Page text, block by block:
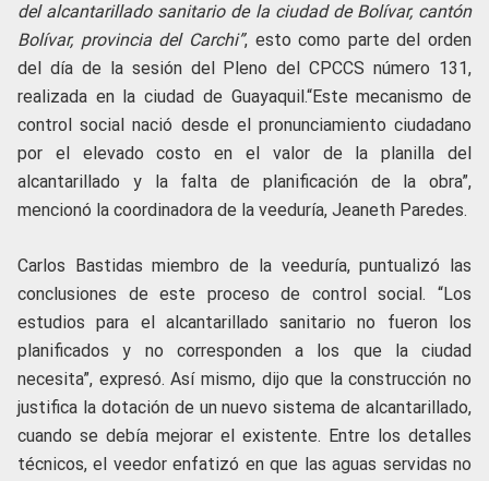
del alcantarillado sanitario de la ciudad de Bolívar, cantón
Bolívar, provincia del Carchi”, esto como parte del orden
del día de la sesión del Pleno del CPCCS número 131,
realizada en la ciudad de Guayaquil.“Este mecanismo de
control social nació desde el pronunciamiento ciudadano
por el elevado costo en el valor de la planilla del
alcantarillado y la falta de planificación de la obra”,
mencionó la coordinadora de la veeduría, Jeaneth Paredes.
Carlos Bastidas miembro de la veeduría, puntualizó las
conclusiones de este proceso de control social. “Los
estudios para el alcantarillado sanitario no fueron los
planificados y no corresponden a los que la ciudad
necesita”, expresó. Así mismo, dijo que la construcción no
justifica la dotación de un nuevo sistema de alcantarillado,
cuando se debía mejorar el existente. Entre los detalles
técnicos, el veedor enfatizó en que las aguas servidas no